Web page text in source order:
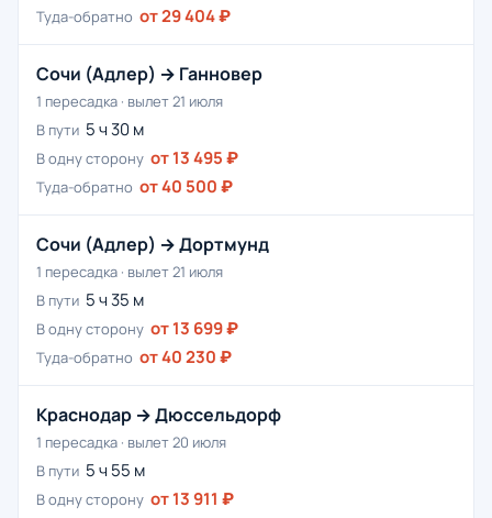
Туда-обратно от 29 404 ₽
Сочи (Адлер) → Ганновер
1 пересадка · вылет 21 июля
В пути 5 ч 30 м
В одну сторону от 13 495 ₽
Туда-обратно от 40 500 ₽
Сочи (Адлер) → Дортмунд
1 пересадка · вылет 21 июля
В пути 5 ч 35 м
В одну сторону от 13 699 ₽
Туда-обратно от 40 230 ₽
Краснодар → Дюссельдорф
1 пересадка · вылет 20 июля
В пути 5 ч 55 м
В одну сторону от 13 911 ₽